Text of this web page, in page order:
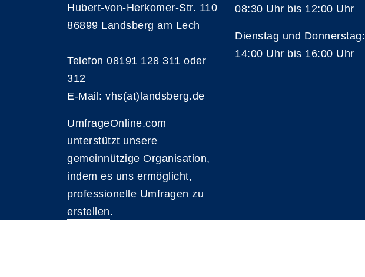
Hubert-von-Herkomer-Str. 110
86899 Landsberg am Lech
Telefon 08191 128 311 oder
312
E-Mail: vhs(at)landsberg.de
UmfrageOnline.com
unterstützt unsere
gemeinnützige Organisation,
indem es uns ermöglicht,
professionelle Umfragen zu
erstellen.
08:30 Uhr bis 12:00 Uhr
Dienstag und Donnerstag:
14:00 Uhr bis 16:00 Uhr